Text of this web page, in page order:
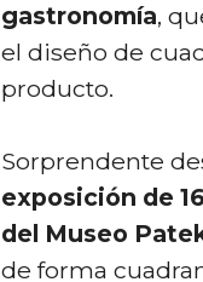
gastronomía,
el diseño de
producto.
Sorprendente
exposición de
del Museo
de forma